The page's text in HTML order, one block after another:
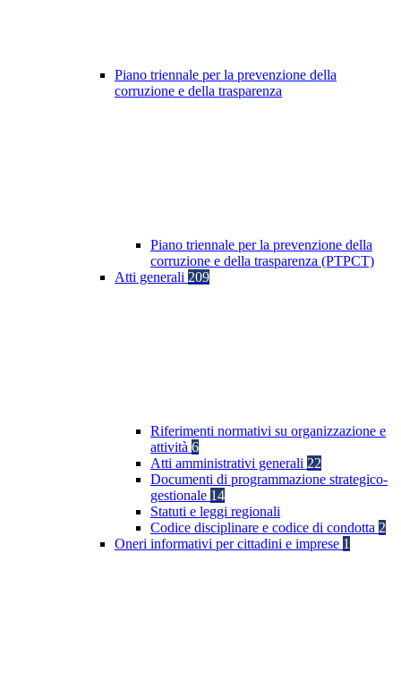
Piano triennale per la prevenzione della
corruzione e della trasparenza
Piano triennale per la prevenzione della
corruzione e della trasparenza (PTPCT)
Atti generali 209
Riferimenti normativi su organizzazione e
attività 6
Atti amministrativi generali 22
Documenti di programmazione strategico-
gestionale 14
Statuti e leggi regionali
Codice disciplinare e codice di condotta 2
Oneri informativi per cittadini e imprese 1